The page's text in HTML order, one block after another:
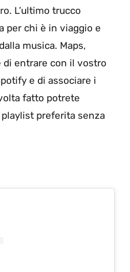
L’ultimo trucco
per chi è in viaggio e
musica. Maps,
entrare con il vostro
e di associare i
fatto potrete
preferita senza